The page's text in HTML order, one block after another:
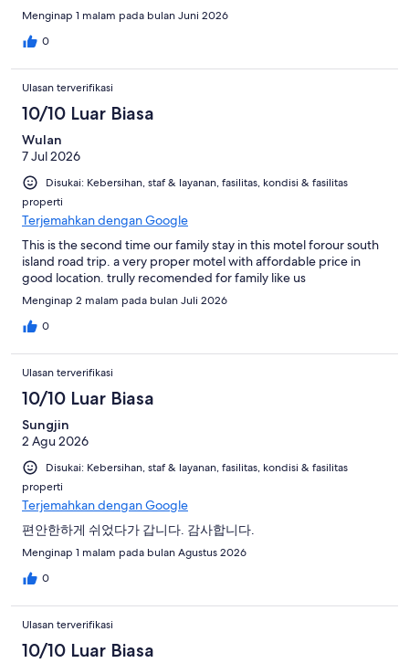
Menginap 1 malam pada bulan Juni 2026
0
Ulasan terverifikasi
10/10 Luar Biasa
Wulan
7 Jul 2026
Disukai: Kebersihan, staf & layanan, fasilitas, kondisi & fasilitas
properti
Terjemahkan dengan Google
This is the second time our family stay in this motel forour south
island road trip. a very proper motel with affordable price in
good location. trully recomended for family like us
Menginap 2 malam pada bulan Juli 2026
0
Ulasan terverifikasi
10/10 Luar Biasa
Sungjin
2 Agu 2026
Disukai: Kebersihan, staf & layanan, fasilitas, kondisi & fasilitas
properti
Terjemahkan dengan Google
편안한하게 쉬었다가 갑니다. 감사합니다.
Menginap 1 malam pada bulan Agustus 2026
0
Ulasan terverifikasi
10/10 Luar Biasa